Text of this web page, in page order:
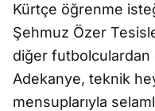
Kürtçe öğrenme
Şehmuz Özer
diğer futbolculardan
Adekanye, teknik
mensuplarıyla